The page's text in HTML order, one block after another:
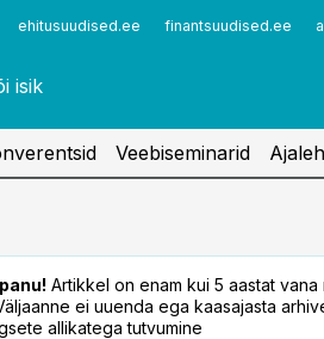
ehitusuudised.ee finantsuudised.ee
Veebiseminarid
Artikkel on enam kui 5 aastat
ei uuenda ega kaasajasta
allikatega tutvumine